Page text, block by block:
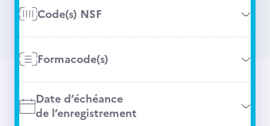
Code(s) NSF
Formacode(s)
Date d’échéance
de l’enregistrement